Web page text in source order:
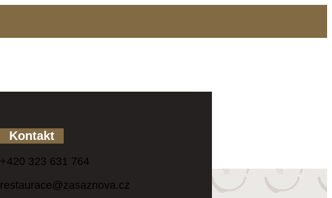
Kontakt
+420 323 631 764
restaurace@zasaznova.cz